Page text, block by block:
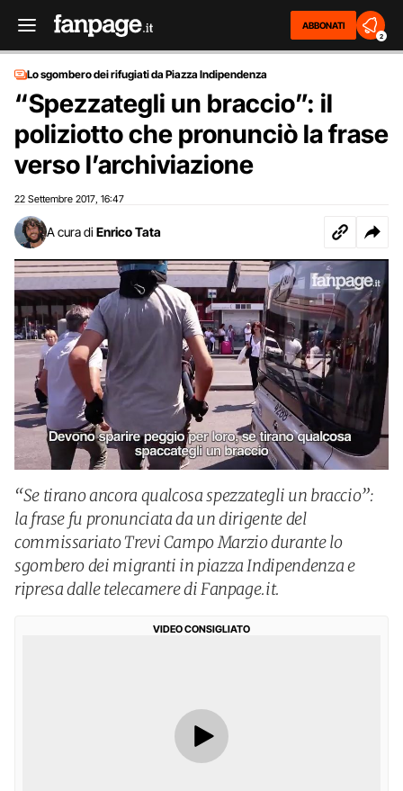
ABBONATI
2
Lo sgombero dei rifugiati da Piazza Indipendenza
“Spezzategli un braccio”: il
poliziotto che pronunciò la frase
verso l’archiviazione
22 Settembre 2017 16:47
A cura di Enrico Tata
“Se tirano ancora qualcosa spezzategli un braccio”:
la frase fu pronunciata da un dirigente del
commissariato Trevi Campo Marzio durante lo
sgombero dei migranti in piazza Indipendenza e
ripresa dalle telecamere di Fanpage.it.
VIDEO CONSIGLIATO